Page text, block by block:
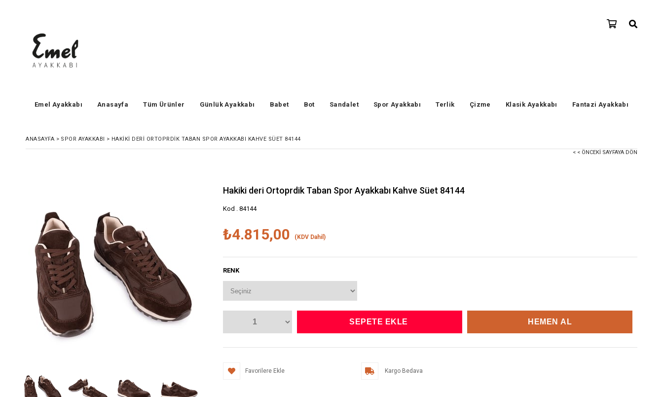
Emel Ayakkabı Anasayfa Tüm Ürünler Günlük Ayakkabı Babet Bot Sandalet Spor Ayakkabı Terlik Çizme Klasik Ayakkabı Fantazi Ayakkabı
ANASAYFA > SPOR AYAKKABI > HAKIKI DERI ORTOPRDIK TABAN SPOR AYAKKABI KAHVE SÜET 84144
< < ÖNCEKI SAYFAYA DÖN
Hakiki deri Ortoprdik Taban Spor Ayakkabı Kahve Süet 84144
Kod . 84144
₺4.815,00 (KDV Dahil)
RENK
Favorilere Ekle Kargo Bedava